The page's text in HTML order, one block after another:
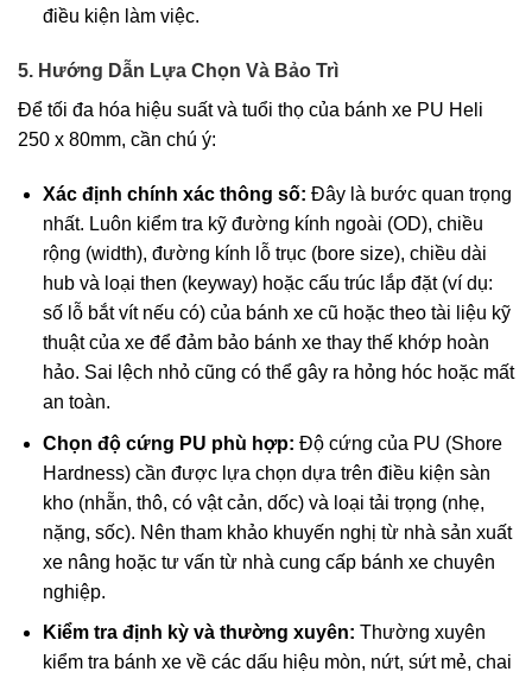
điều kiện làm việc.
5. Hướng Dẫn Lựa Chọn Và Bảo Trì
Để tối đa hóa hiệu suất và tuổi thọ của bánh xe PU Heli
250 x 80mm, cần chú ý:
Xác định chính xác thông số: Đây là bước quan trọng
nhất. Luôn kiểm tra kỹ đường kính ngoài (OD), chiều
rộng (width), đường kính lỗ trục (bore size), chiều dài
hub và loại then (keyway) hoặc cấu trúc lắp đặt (ví dụ:
số lỗ bắt vít nếu có) của bánh xe cũ hoặc theo tài liệu kỹ
thuật của xe để đảm bảo bánh xe thay thế khớp hoàn
hảo. Sai lệch nhỏ cũng có thể gây ra hỏng hóc hoặc mất
an toàn.
Chọn độ cứng PU phù hợp: Độ cứng của PU (Shore
Hardness) cần được lựa chọn dựa trên điều kiện sàn
kho (nhẵn, thô, có vật cản, dốc) và loại tải trọng (nhẹ,
nặng, sốc). Nên tham khảo khuyến nghị từ nhà sản xuất
xe nâng hoặc tư vấn từ nhà cung cấp bánh xe chuyên
nghiệp.
Kiểm tra định kỳ và thường xuyên: Thường xuyên
kiểm tra bánh xe về các dấu hiệu mòn, nứt, sứt mẻ, chai